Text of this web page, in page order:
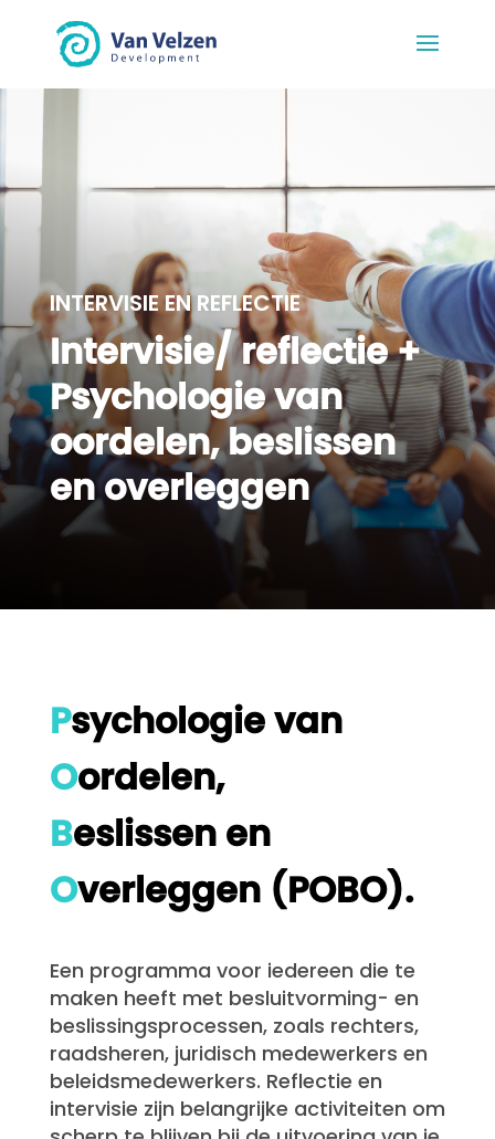
INTERVISIE EN REFLECTIE
Intervisie/ reflectie +
Psychologie van
oordelen, beslissen
en overleggen
Psychologie van
Oordelen,
Beslissen en
Overleggen (POBO).
Een programma voor iedereen die te
maken heeft met besluitvorming- en
beslissingsprocessen, zoals rechters,
raadsheren, juridisch medewerkers en
beleidsmedewerkers. Reflectie en
intervisie zijn belangrijke activiteiten om